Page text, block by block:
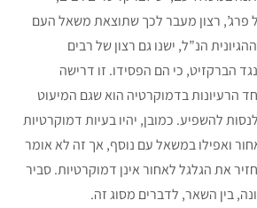
פרג’, רצון מעבר לכך שתוצאת משאל העם
הנ”ל, ישנו גם רצון של רבים
הברקזיט, כי הם הפסידו. זו דרישה
הרעיונות בדמוקרטיה הוא שגם המיעוט
להשפיע. כמובן, יהיו בעיות דמוקרטיות
ואפילו במשאל עם נוסף, אך זה לא אומר
את הגלגל לאחור אינן דמוקרטיות. סביר
בין השאר, לדברים מסוג זה.